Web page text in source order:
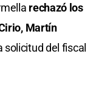
rechazó los
Martín
solicitud del fiscal